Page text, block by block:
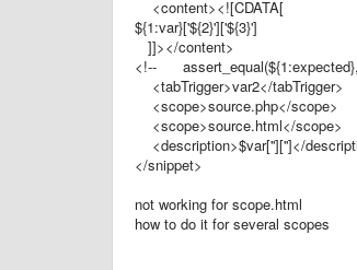
<content><![CDATA[
${1:var}['${2}']['${3}']
]]></content>
<!-- assert_equal(${1:expected},
<tabTrigger>var2</tabTrigger>
<scope>source.php</scope>
<scope>source.html</scope>
<description>$var['']['']</
</snippet>
not working for scope.html
how to do it for several scopes